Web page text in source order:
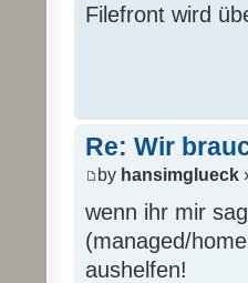
Filefront wird
Re: Wir
by hansimglueck
wenn ihr mir
(managed/
aushelfen!